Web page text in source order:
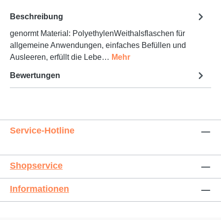
Beschreibung
genormt Material: PolyethylenWeithalsflaschen für
allgemeine Anwendungen, einfaches Befüllen und
Ausleeren, erfüllt die Lebe… Mehr
Bewertungen
Service-Hotline
Shopservice
Informationen